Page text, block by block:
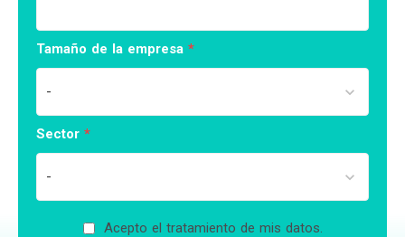
Tamaño de la empresa *
keyboard_arrow_down
Sector *
keyboard_arrow_down
Acepto el tratamiento de mis datos.